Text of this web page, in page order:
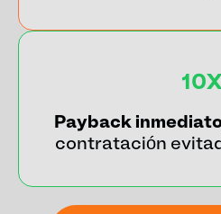
Payback
contratación